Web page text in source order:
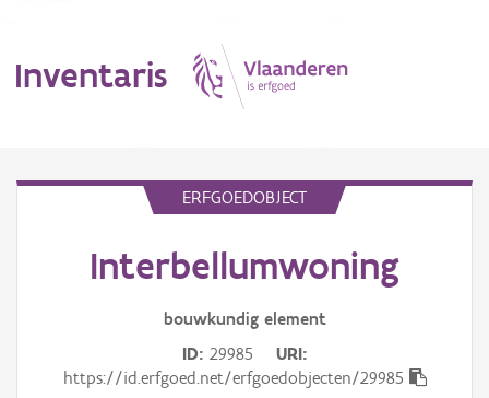
Inventaris
Erfgoedobject
ERFGOEDOBJECT
Interbellumwoning
bouwkundig element
ID 29985
URI
https://id.erfgoed.net/erfgoedobjecten/29985